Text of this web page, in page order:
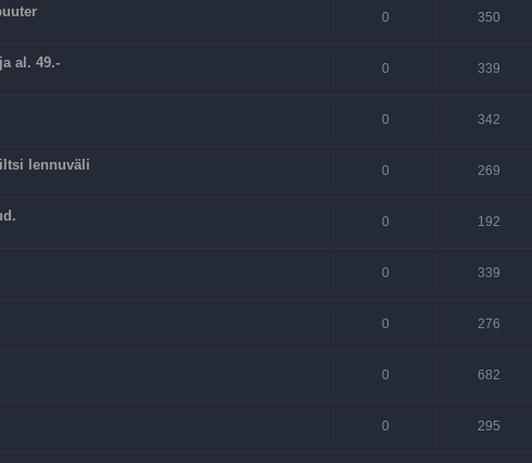
0 350
al. 49.- 0 339
0 342
lennuväli 0 269
0 192
0 339
0 276
0 682
0 295